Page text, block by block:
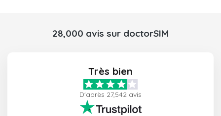
28,000 avis sur doctorSIM
Très bien
D'après 27,542 avis